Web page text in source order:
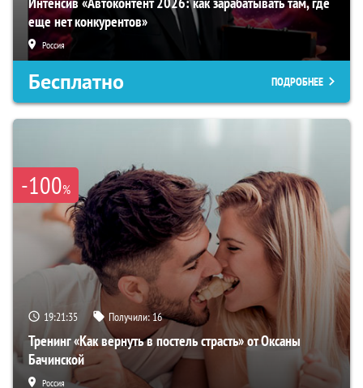
еще нет конкурентов»
Россия
Бесплатно ПОДРОБНЕЕ
-100%
19:21:34 Получили:16
Тренинг «Как вернуть в постель страсть» от Оксаны
Бачинской
Россия